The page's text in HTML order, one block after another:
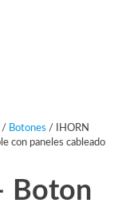
/ Botones / IHORN
con paneles cableado
Boton